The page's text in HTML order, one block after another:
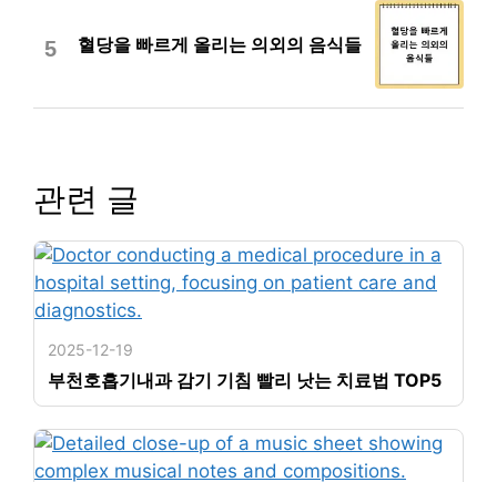
5 혈당을 빠르게 올리는 의외의 음식들
관련 글
2025-12-19
부천호흡기내과 감기 기침 빨리 낫는 치료법 TOP5